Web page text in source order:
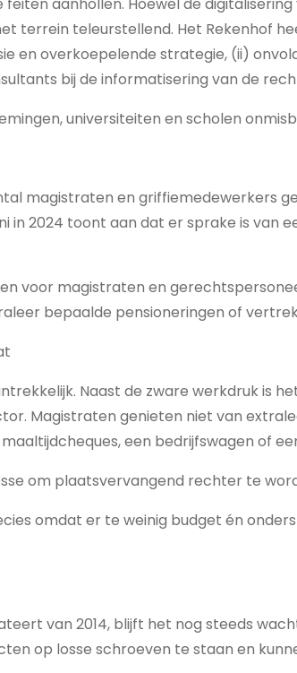
terrein teleurstellend. Het Rekenhof
en overkoepelende strategie, (ii)
bij de informatisering van de
universiteiten en scholen
magistraten en griffiemedewerkers
2024 toont aan dat er sprake is van
voor magistraten en
bepaalde pensioneringen of
Naast de zware werkdruk is
Magistraten genieten niet van
een bedrijfswagen of
om plaatsvervangend rechter te
omdat er te weinig budget én
van 2014, blijft het nog steeds
op losse schroeven te staan en